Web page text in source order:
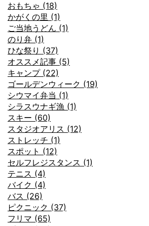
おもちゃ (18)
かがくの里 (1)
ご当地うどん (1)
のり弁 (1)
ひな祭り (37)
オススメ記事 (5)
キャンプ (22)
ゴールデンウィーク (19)
シウマイ弁当 (1)
シラスウナギ漁 (1)
スキー (60)
スタジオアリス (12)
ストレッチ (1)
スポット (12)
セルフレジスタンス (1)
テニス (4)
バイク (4)
バス (26)
ピクニック (37)
フリマ (65)